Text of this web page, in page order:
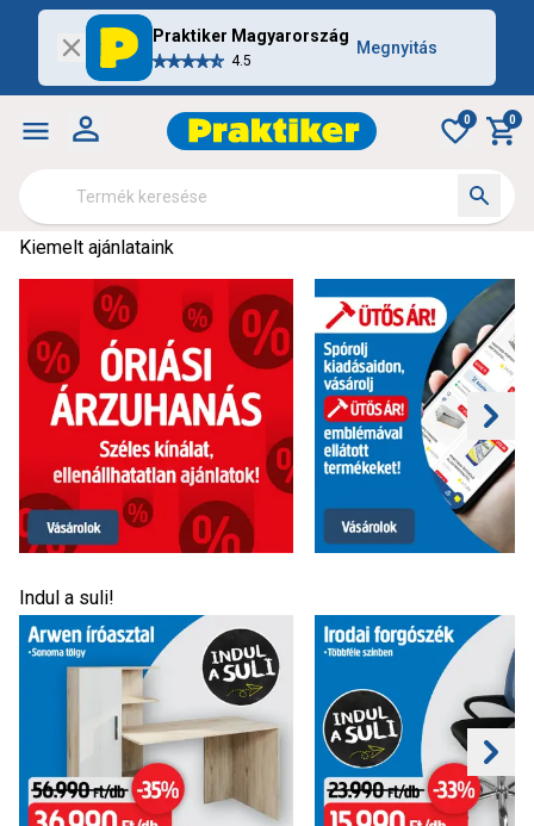
Praktiker Magyarország
4.5
Megnyitás
0 0
Kiemelt ajánlataink
Indul a suli!